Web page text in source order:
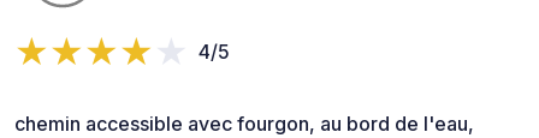
4/5
chemin accessible avec fourgon, au bord de l'eau,